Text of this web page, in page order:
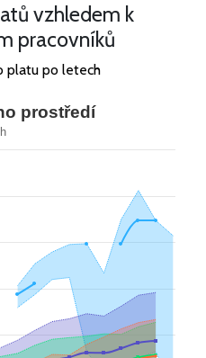
vzhledem k
pracovníků
platu po letech
prostředí